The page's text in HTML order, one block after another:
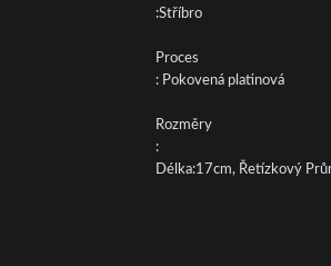
:Stříbro
Proces
: Pokovená platinová
Rozměry
:
Délka:17cm, Řetízkový